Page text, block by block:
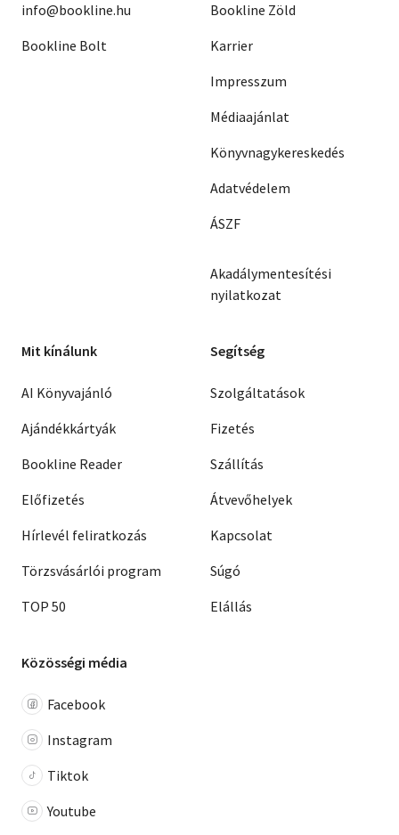
info@bookline.hu
Bookline Bolt
Bookline Zöld
Karrier
Impresszum
Médiaajánlat
Könyvnagykereskedés
Adatvédelem
ÁSZF
Akadálymentesítési
nyilatkozat
Mit kínálunk
AI Könyvajánló
Ajándékkártyák
Bookline Reader
Előfizetés
Hírlevél feliratkozás
Törzsvásárlói program
TOP 50
Segítség
Szolgáltatások
Fizetés
Szállítás
Átvevőhelyek
Kapcsolat
Súgó
Elállás
Közösségi média
Facebook
Instagram
Tiktok
Youtube